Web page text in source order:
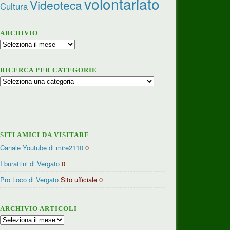
CulturaVideoteca
ARCHIVIO
Archivio
RICERCA PER CATEGORIE
Ricerca
SITI AMICI DA VISITARE
Canale Youtube di mire2110 0
I burattini di Vergato 0
Pro Loco di Vergato Sito ufficiale 0
ARCHIVIO ARTICOLI
Archivio